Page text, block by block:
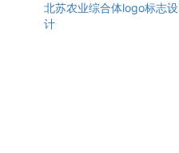
北苏农业综合体logo标志设
计